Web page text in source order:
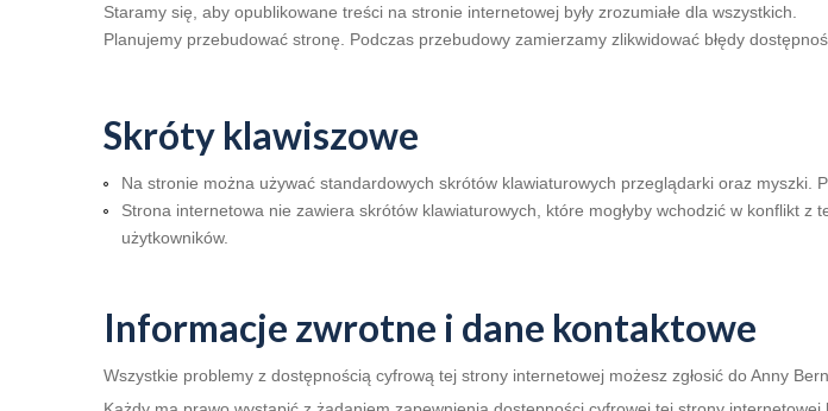
Staramy się, aby opublikowane treści na stronie internetowej były zrozumiałe dla wszystkich.
Planujemy przebudować stronę. Podczas przebudowy zamierzamy zlikwidować błędy
Skróty klawiszowe
Na stronie można używać standardowych skrótów klawiaturowych przeglądarki oraz myszki.
Strona internetowa nie zawiera skrótów klawiaturowych, które mogłyby wchodzić w konflikt
użytkowników.
Informacje zwrotne i dane kontaktowe
Wszystkie problemy z dostępnością cyfrową tej strony internetowej możesz zgłosić doAnny